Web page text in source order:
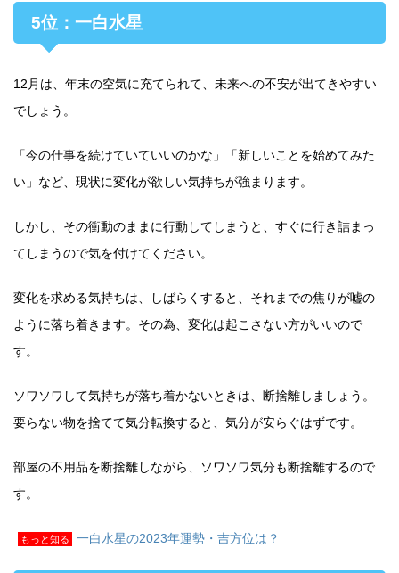
5位：一白水星
12月は、年末の空気に充てられて、未来への不安が出てきやすい
でしょう。
「今の仕事を続けていていいのかな」「新しいことを始めてみた
い」など、現状に変化が欲しい気持ちが強まります。
しかし、その衝動のままに行動してしまうと、すぐに行き詰まっ
てしまうので気を付けてください。
変化を求める気持ちは、しばらくすると、それまでの焦りが嘘の
ように落ち着きます。その為、変化は起こさない方がいいので
す。
ソワソワして気持ちが落ち着かないときは、断捨離しましょう。
要らない物を捨てて気分転換すると、気分が安らぐはずです。
部屋の不用品を断捨離しながら、ソワソワ気分も断捨離するので
す。
もっと知る 一白水星の2023年運勢・吉方位は？